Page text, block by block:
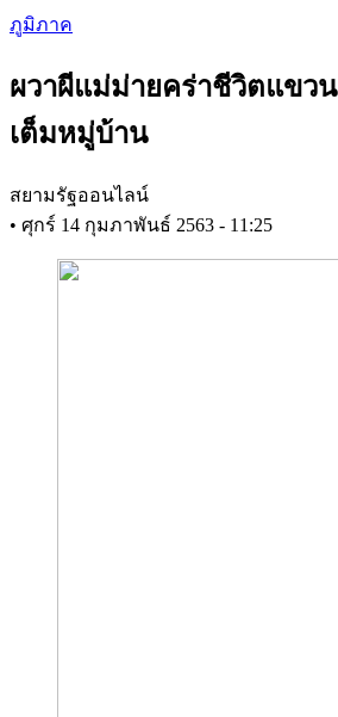
Skip
to
content
ภูมิภาค
ผวาผีแม่ม่ายคร่าชีวิตแขว
เต็มหมู่บ้าน
สยามรัฐออนไลน์
• ศุกร์ 14 กุมภาพันธ์ 2563 - 11:25